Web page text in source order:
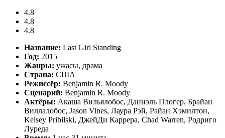
4.8
4.8
4.8
Название: Last Girl Standing
Год: 2015
Жанры: ужасы, драма
Страна: США
Режиссёр: Benjamin R. Moody
Сценарий: Benjamin R. Moody
Актёры: Акаша Вильялобос, Даниэль Плогер, Брайан
Виллалобос, Jason Vines, Лаура Рэй, Райан Хэмилтон,
Kelsey Pribilski, ДжейДи Каррера, Chad Warren, Родриго
Луреда